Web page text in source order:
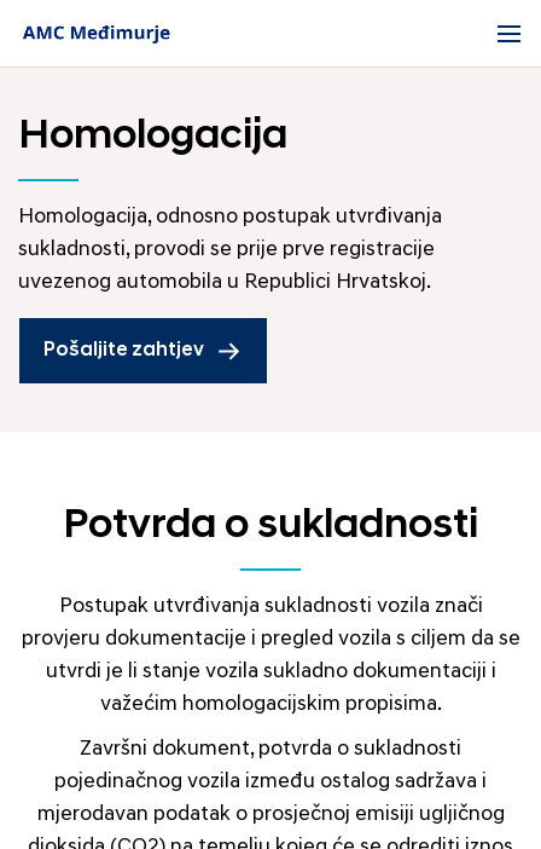
Homologacija
Homologacija, odnosno postupak utvrđivanja
sukladnosti, provodi se prije prve registracije
uvezenog automobila u Republici Hrvatskoj.
Pošaljite zahtjev
Potvrda o sukladnosti
Postupak utvrđivanja sukladnosti vozila znači
provjeru dokumentacije i pregled vozila s ciljem da se
utvrdi je li stanje vozila sukladno dokumentaciji i
važećim homologacijskim propisima.
Završni dokument, potvrda o sukladnosti
pojedinačnog vozila između ostalog sadržava i
mjerodavan podatak o prosječnoj emisiji ugljičnog